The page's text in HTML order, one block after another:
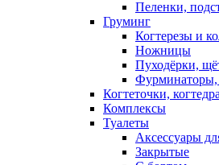
Пеленки,
Груминг
Когтерезы и
Ножницы
Пуходёрки,
Когтеточки,
Комплексы
Туалеты
Аксессуары
Закрытые